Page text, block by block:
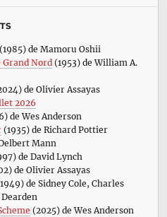
(1985) de Mamoru Oshii
Grand Nord(1953) de William A.
de Olivier Assayas
2026
de Wes Anderson
(1935) de Richard Pottier
Mann
de David Lynch
de Olivier Assayas
de Sidney Cole, Charles
(2025) de Wes Anderson